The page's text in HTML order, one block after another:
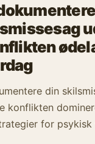
din
konflikten
for